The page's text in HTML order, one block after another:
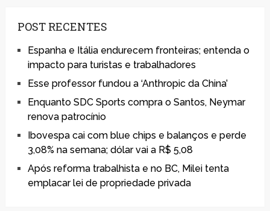
POST RECENTES
Espanha e Itália endurecem fronteiras; entenda o
impacto para turistas e trabalhadores
Esse professor fundou a ‘Anthropic da China’
Enquanto SDC Sports compra o Santos, Neymar
renova patrocínio
Ibovespa cai com blue chips e balanços e perde
3,08% na semana; dólar vai a R$ 5,08
Após reforma trabalhista e no BC, Milei tenta
emplacar lei de propriedade privada